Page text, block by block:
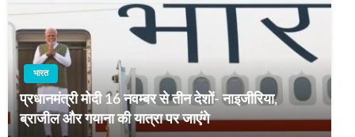
भारत
प्रधानमंत्री मोदी 16 नवम्‍बर से तीन देशों- नाइजीरिया,
ब्राजील और गयाना की यात्रा पर जाएंगे